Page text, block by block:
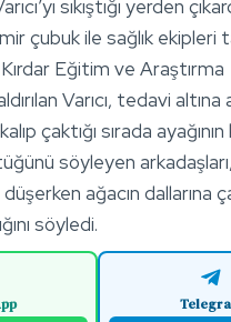
sıkıştığı yerden
çubuk ile sağlık ekipleri
Eğitim ve Araştırma
Varıcı, tedavi altına
çaktığı sırada ayağının
söyleyen
düşerken ağacın dallarına
söyledi.